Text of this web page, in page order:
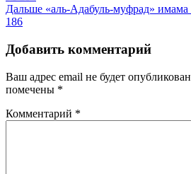
по
записям
Дальше «аль-Адабуль-муфрад»
186
Добавить комментарий
Ваш адрес email не будет
помечены *
Комментарий *